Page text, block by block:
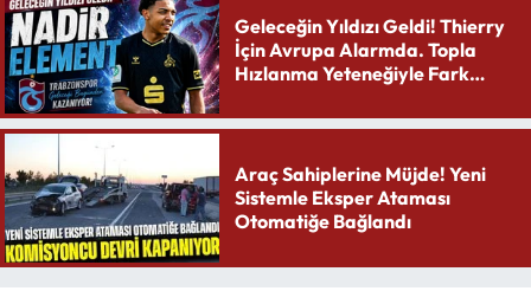
Geleceğin Yıldızı Geldi! Thierry
İçin Avrupa Alarmda. Topla
Hızlanma Yeteneğiyle Fark
Araç Sahiplerine Müjde! Yeni
Sistemle Eksper Ataması
Otomatiğe Bağlandı